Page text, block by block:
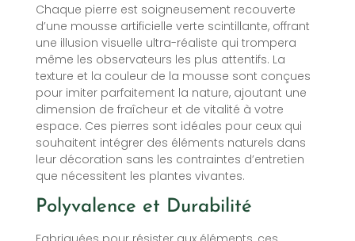
Chaque pierre est soigneusement recouverte
d’une mousse artificielle verte scintillante, offrant
une illusion visuelle ultra-réaliste qui trompera
même les observateurs les plus attentifs. La
texture et la couleur de la mousse sont conçues
pour imiter parfaitement la nature, ajoutant une
dimension de fraîcheur et de vitalité à votre
espace. Ces pierres sont idéales pour ceux qui
souhaitent intégrer des éléments naturels dans
leur décoration sans les contraintes d’entretien
que nécessitent les plantes vivantes.
Polyvalence et Durabilité